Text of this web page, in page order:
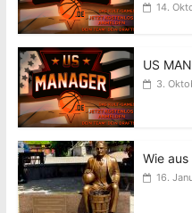
14.
US
3.
Wie
16.